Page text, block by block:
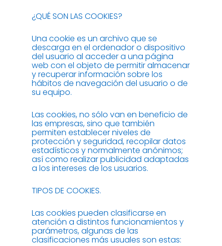
¿QUÉ SON LAS COOKIES?
Una cookie es un archivo que se
descarga en el ordenador o dispositivo
del usuario al acceder a una página
web con el objeto de permitir almacenar
y recuperar información sobre los
hábitos de navegación del usuario o de
su equipo.
Las cookies, no sólo van en beneficio de
las empresas, sino que también
permiten establecer niveles de
protección y seguridad, recopilar datos
estadísticos y normalmente anónimos;
así como realizar publicidad adaptadas
a los intereses de los usuarios.
TIPOS DE COOKIES.
Las cookies pueden clasificarse en
atención a distintos funcionamientos y
parámetros, algunas de las
clasificaciones más usuales son estas: